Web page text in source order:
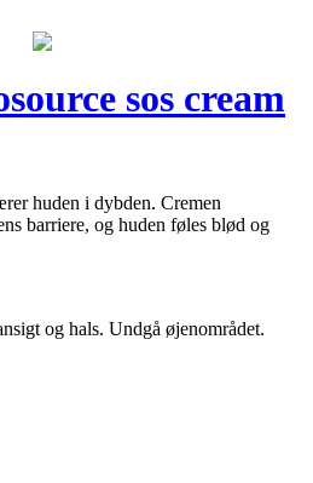
sos cream
huden i dybden. Cremen
barriere, og huden føles blød og
og hals. Undgå øjenområdet.